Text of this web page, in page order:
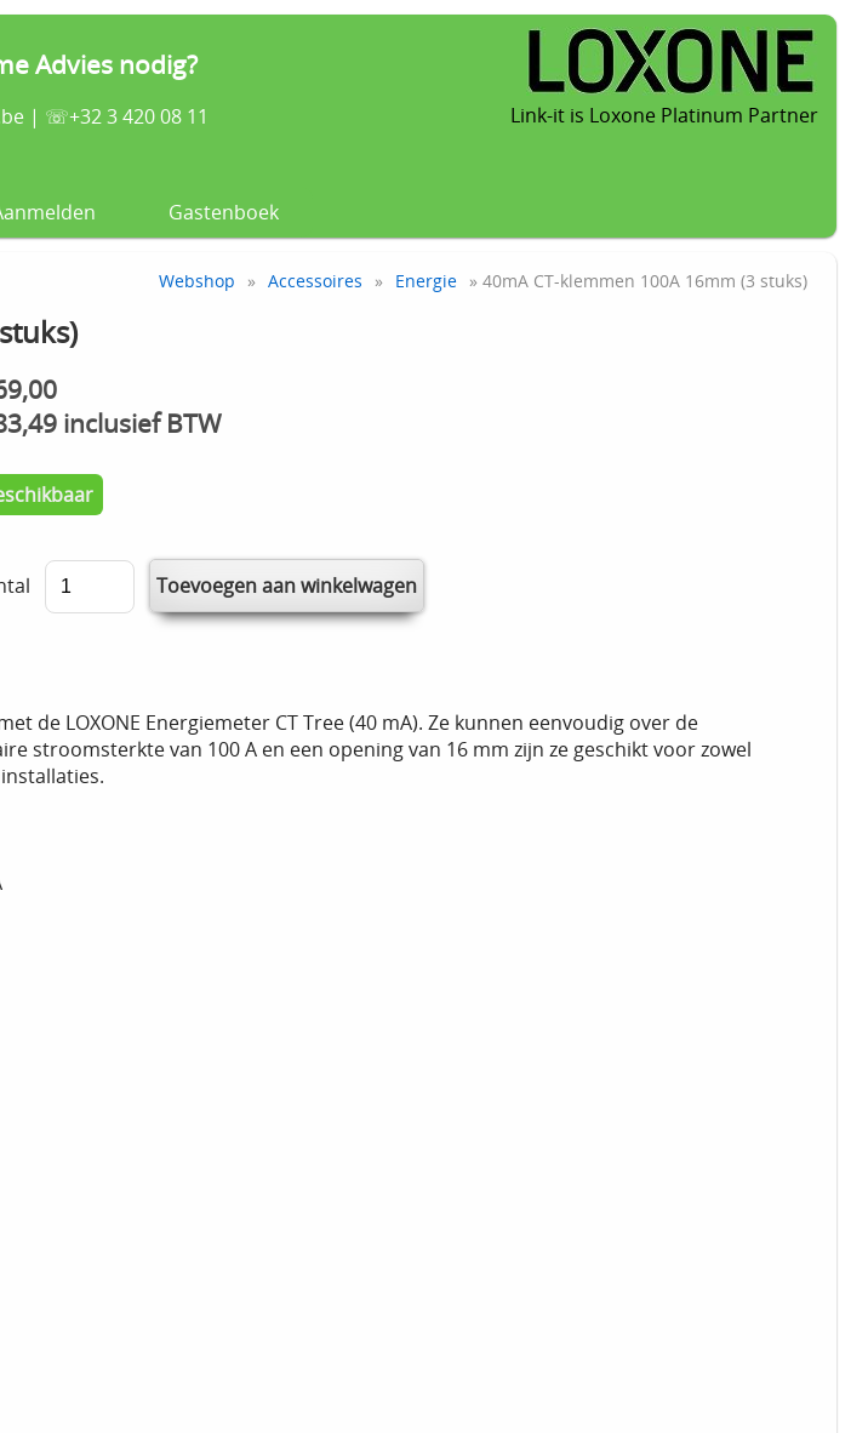
Advies nodig?
| ☏+32 3 420 08 11 Link-it is Loxone Platinum Partner
Gastenboek
Webshop » Accessoires » Energie » 40mA CT-klemmen 100A 16mm (3 stuks)
inclusief BTW
de LOXONE Energiemeter CT Tree (40 mA). Ze kunnen eenvoudig over de
stroomsterkte van 100 A en een opening van 16 mm zijn ze geschikt voor zowel